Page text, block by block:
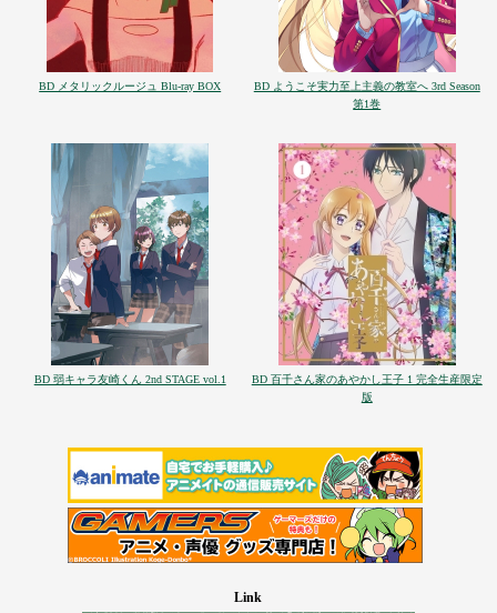
BD メタリックルージュ Blu-ray BOX
BD ようこそ実力至上主義の教室へ 3rd Season
第1巻
BD 弱キャラ友崎くん 2nd STAGE vol.1
BD 百千さん家のあやかし王子 1 完全生産限定
版
Link